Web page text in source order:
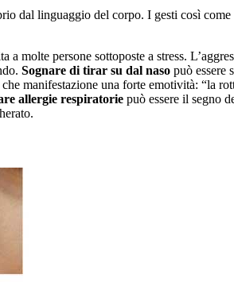
dal linguaggio del corpo. I gesti così
molte persone sottoposte a stress.
Sognare di tirar su dal naso può essere
manifestazione una forte emotività: “la
allergie respiratorie può essere il segno